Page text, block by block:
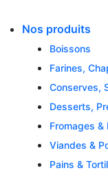
content
Nos produits
Boissons
Farines,
Conserves,
Desserts,
Fromages &
Viandes &
Pains &